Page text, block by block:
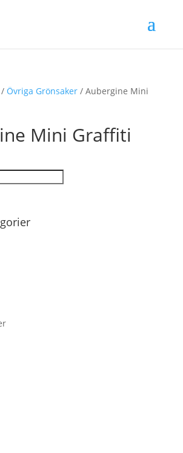
Övriga Grönsaker/ Aubergine Mini
Mini Graffiti